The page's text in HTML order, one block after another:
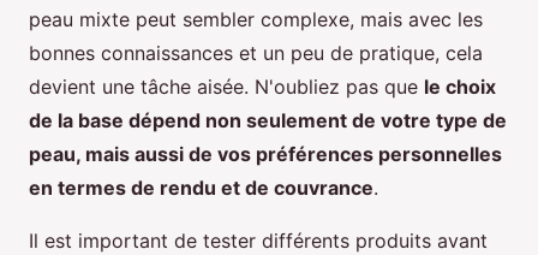
peau mixte peut sembler complexe, mais avec les
bonnes connaissances et un peu de pratique, cela
devient une tâche aisée. N'oubliez pas que le choix
de la base dépend non seulement de votre type de
peau, mais aussi de vos préférences personnelles
en termes de rendu et de couvrance.
Il est important de tester différents produits avant